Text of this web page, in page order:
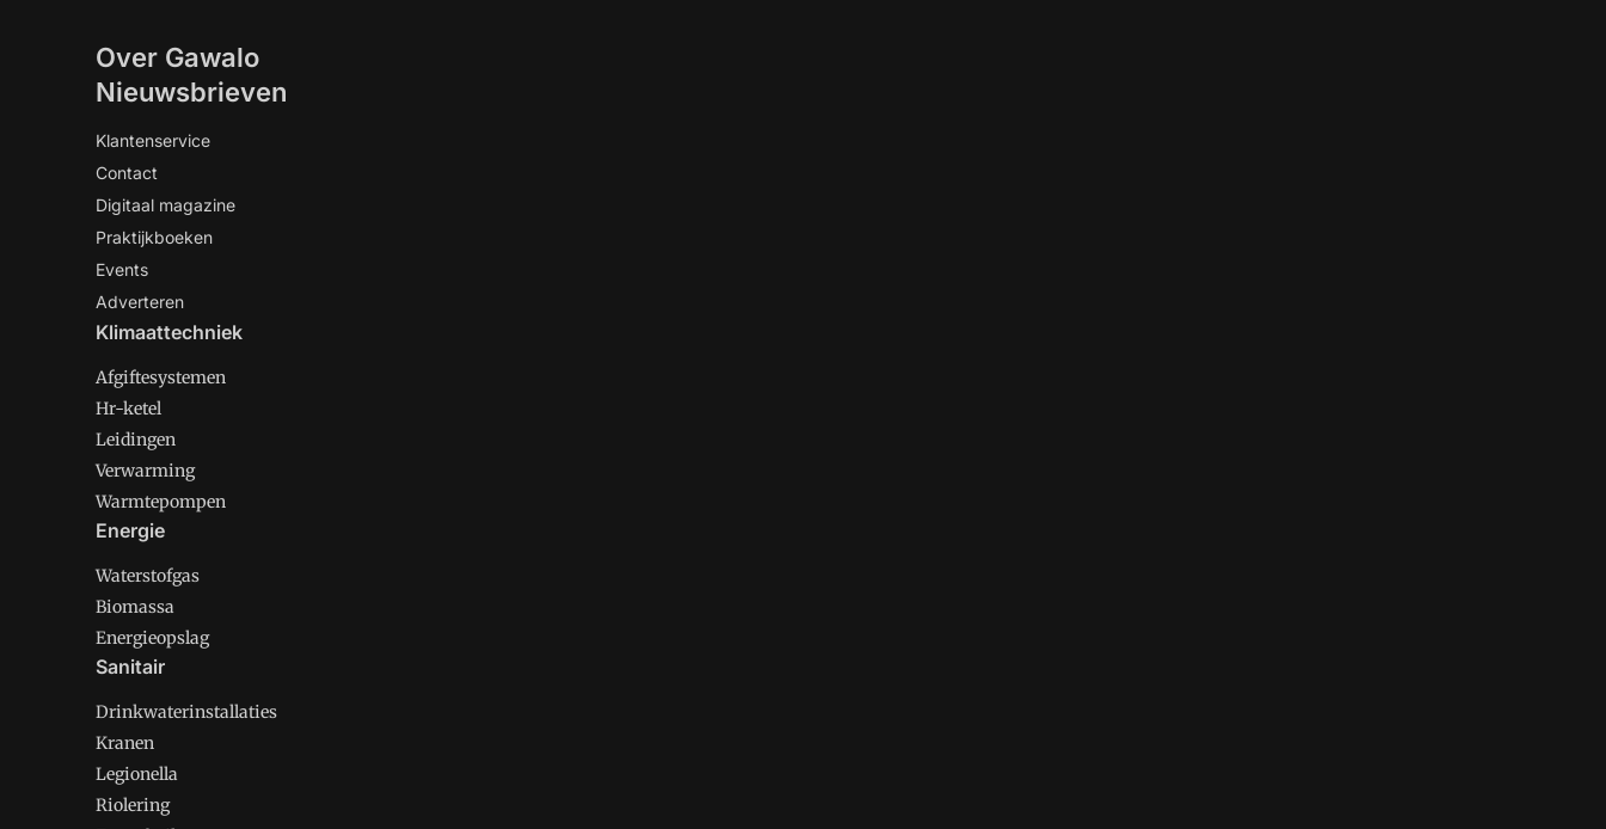
Over Gawalo
Nieuwsbrieven
Klantenservice
Contact
Digitaal magazine
Praktijkboeken
Events
Adverteren
Klimaattechniek
Afgiftesystemen
Hr-ketel
Leidingen
Verwarming
Warmtepompen
Energie
Waterstofgas
Biomassa
Energieopslag
Sanitair
Drinkwaterinstallaties
Kranen
Legionella
Riolering